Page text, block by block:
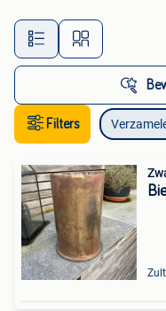
Filters